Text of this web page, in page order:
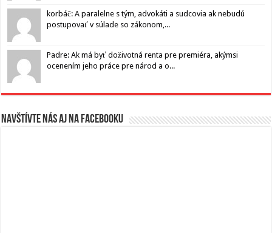
korbáč: A paralelne s tým, advokáti a sudcovia ak nebudú
postupovať v súlade so zákonom,...
Padre: Ak má byť doživotná renta pre premiéra, akýmsi
ocenením jeho práce pre národ a o...
Navštívte nás aj na Facebooku